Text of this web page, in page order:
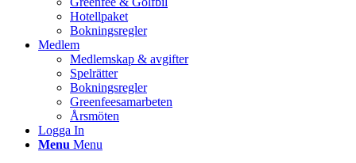
Hotellpaket
Bokningsregler
Medlem
Medlemskap & avgifter
Spelrätter
Bokningsregler
Greenfeesamarbeten
Årsmöten
Logga In
Menu Menu